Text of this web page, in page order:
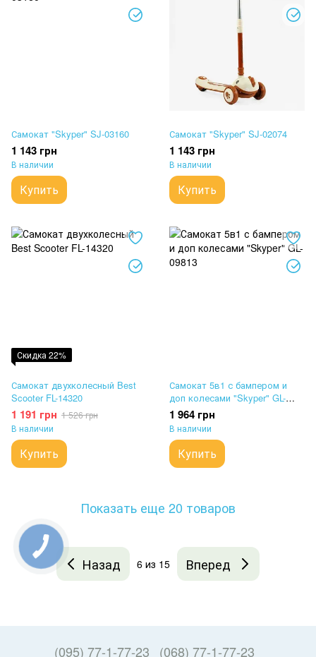
Самокат "Skyper" SJ-03160
1 143 грн
В наличии
Купить
Самокат "Skyper" SJ-02074
1 143 грн
В наличии
Купить
Скидка 22%
Самокат двухколесный Best
Scooter FL-14320
1 191 грн 1 526 грн
В наличии
Купить
Самокат 5в1 с бампером и
доп колесами "Skyper" GL-
09813
1 964 грн
В наличии
Купить
Показать еще 20 товаров
Назад 6 из 15 Вперед
(095) 77-1-77-23 (068) 77-1-77-23